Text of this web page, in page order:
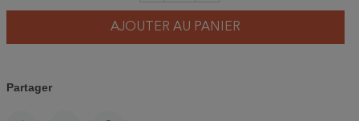
AJOUTER AU PANIER
Partager